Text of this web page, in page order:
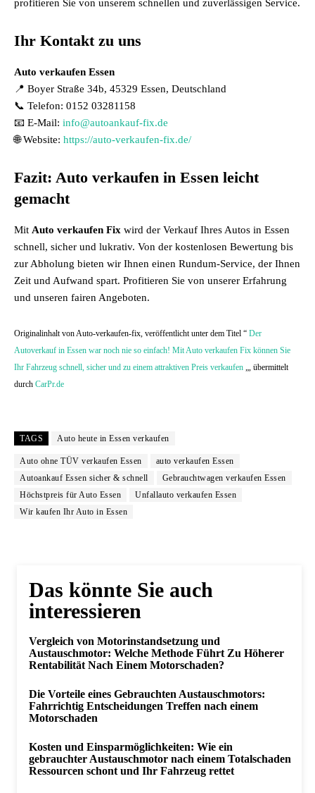
profitieren Sie von unserem schnellen und zuverlässigen Service.
Ihr Kontakt zu uns
Auto verkaufen Essen
📍 Boyer Straße 34b, 45329 Essen, Deutschland
📞 Telefon: 0152 03281158
📧 E-Mail: info@autoankauf-fix.de
🌐 Website: https://auto-verkaufen-fix.de/
Fazit: Auto verkaufen in Essen leicht
gemacht
Mit Auto verkaufen Fix wird der Verkauf Ihres Autos in Essen
schnell, sicher und lukrativ. Von der kostenlosen Bewertung bis
zur Abholung bieten wir Ihnen einen Rundum-Service, der Ihnen
Zeit und Aufwand spart. Profitieren Sie von unserer Erfahrung
und unseren fairen Angeboten.
Originalinhalt von Auto-verkaufen-fix, veröffentlicht unter dem Titel “ Der
Autoverkauf in Essen war noch nie so einfach! Mit Auto verkaufen Fix können Sie
Ihr Fahrzeug schnell, sicher und zu einem attraktiven Preis verkaufen „, übermittelt
durch CarPr.de
TAGS Auto heute in Essen verkaufen
Auto ohne TÜV verkaufen Essen
auto verkaufen Essen
Autoankauf Essen sicher & schnell
Gebrauchtwagen verkaufen Essen
Höchstpreis für Auto Essen
Unfallauto verkaufen Essen
Wir kaufen Ihr Auto in Essen
Das könnte Sie auch
interessieren
Vergleich von Motorinstandsetzung und
Austauschmotor: Welche Methode Führt Zu Höherer
Rentabilität Nach Einem Motorschaden?
Die Vorteile eines Gebrauchten Austauschmotors:
Fahrrichtig Entscheidungen Treffen nach einem
Motorschaden
Kosten und Einsparmöglichkeiten: Wie ein
gebrauchter Austauschmotor nach einem Totalschaden
Ressourcen schont und Ihr Fahrzeug rettet